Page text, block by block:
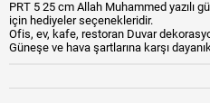
PRT 5 25 cm Allah Muhammed yazılı
için hediyeler seçenekleridir.
Ofis, ev, kafe, restoran Duvar
Güneşe ve hava şartlarına karşı